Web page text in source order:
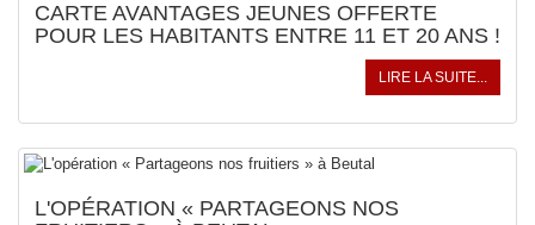
CARTE AVANTAGES JEUNES OFFERTE
POUR LES HABITANTS ENTRE 11 ET 20 ANS !
LIRE LA SUITE...
L'OPÉRATION « PARTAGEONS NOS